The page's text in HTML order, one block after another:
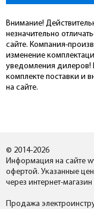
Внимание!
незначительно
сайте. Компания-
изменение
уведомления дилеров!
комплекте поставки и
на сайте.
© 2014-2026
Информация на сайте
офертой. Указанные
через интернет-
Продажа